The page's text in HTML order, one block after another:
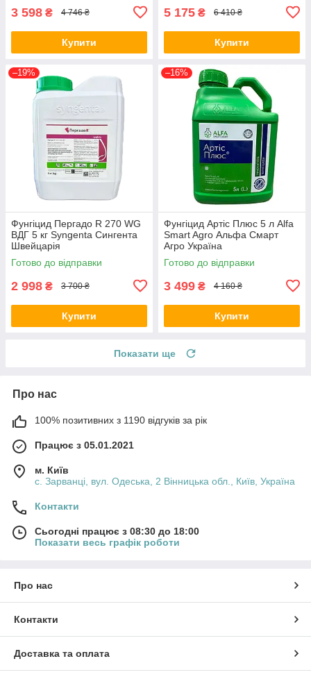
3 598 ₴ 4 746 ₴
Купити
5 175 ₴ 6 410 ₴
Купити
–19%
Фунгіцид Пергадо R 270 WG
ВДГ 5 кг Syngenta Сингента
Швейцарія
Готово до відправки
2 998 ₴ 3 700 ₴
Купити
–16%
Фунгіцид Артіс Плюс 5 л Alfa
Smart Agro Альфа Смарт
Агро Україна
Готово до відправки
3 499 ₴ 4 160 ₴
Купити
Показати ще
Про нас
100% позитивних з 1190 відгуків за рік
Працює з 05.01.2021
м. Київ
с. Зарванці, вул. Одеська, 2 Вінницька обл., Київ, Україна
Контакти
Сьогодні працює з 08:30 до 18:00
Показати весь графік роботи
Про нас
Контакти
Доставка та оплата